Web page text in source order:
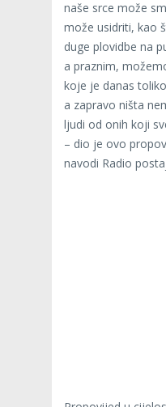
naše srce može
može usidriti, kao
duge plovidbe na
a praznim,
koje je danas
a zapravo ništa
ljudi od onih koji
– dio je ovo
navodi Radio